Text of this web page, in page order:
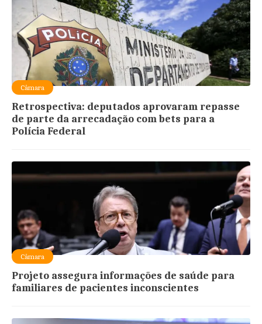
Câmara
Retrospectiva: deputados aprovaram repasse
de parte da arrecadação com bets para a
Polícia Federal
Câmara
Projeto assegura informações de saúde para
familiares de pacientes inconscientes